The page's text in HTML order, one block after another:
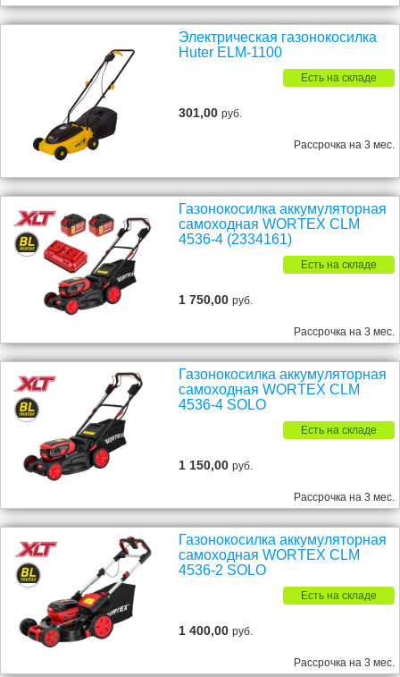
Электрическая газонокосилка
Huter ELM-1100
Есть на складе
301,00руб.
Рассрочка на 3 мес.
Газонокосилка аккумуляторная
самоходная WORTEX CLM
4536-4 (2334161)
Есть на складе
1 750,00руб.
Рассрочка на 3 мес.
Газонокосилка аккумуляторная
самоходная WORTEX CLM
4536-4 SOLO
Есть на складе
1 150,00руб.
Рассрочка на 3 мес.
Газонокосилка аккумуляторная
самоходная WORTEX CLM
4536-2 SOLO
Есть на складе
1 400,00руб.
Рассрочка на 3 мес.